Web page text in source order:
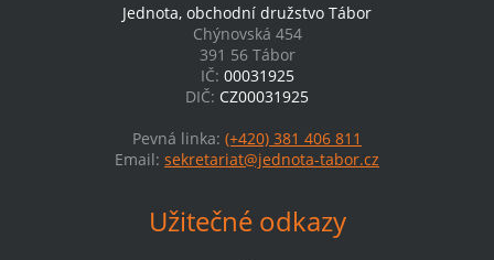
Jednota, obchodní družstvo Tábor
Chýnovská 454
391 56 Tábor
IČ: 00031925
DIČ: CZ00031925
Pevná linka: (+420) 381 406 811
Email: sekretariat@jednota-tabor.cz
Užitečné odkazy